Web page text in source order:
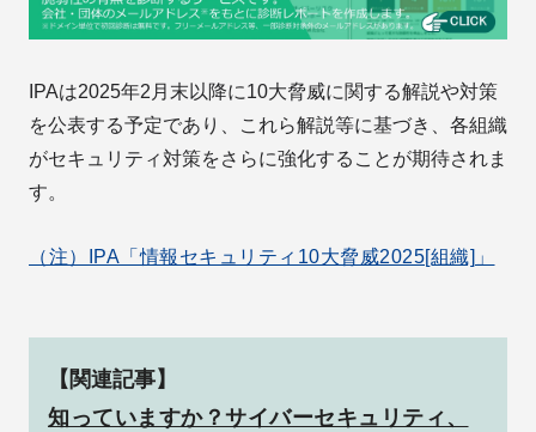
IPAは2025年2月末以降に10大脅威に関する解説や対策
を公表する予定であり、これら解説等に基づき、各組織
がセキュリティ対策をさらに強化することが期待されま
す。
（注）IPA「情報セキュリティ10大脅威2025[組織]」
【関連記事】
知っていますか？サイバーセキュリティ、